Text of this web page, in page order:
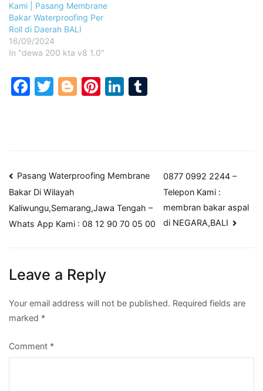
Kami | Pasang Membrane
Bakar Waterproofing Per
Roll di Daerah BALI
16/09/2024
In "dewa 200 kta v8 1.0"
Facebook
Twitter
Blogger
Pinterest
LinkedIn
Post
navigation
Pasang Waterproofing Membrane
Bakar Di Wilayah
Kaliwungu,Semarang,Jawa Tengah –
Whats App Kami : 08 12 90 70 05 00
0877 0992 2244 –
Telepon Kami :
membran bakar aspal
di NEGARA,BALI
Leave a Reply
Your email address will not be published. Required fields are
marked *
Comment *